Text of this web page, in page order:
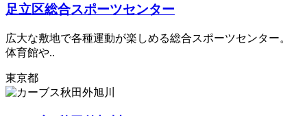
足立区総合スポーツセンター
広大な敷地で各種運動が楽しめる総合スポーツセンター。
体育館や..
東京都